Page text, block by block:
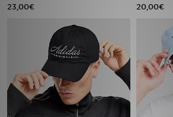
23,00€ 20,00€
Meine Nachrichten
Bestellverfolgung
Hilfe & Kontakt
Trending Styles